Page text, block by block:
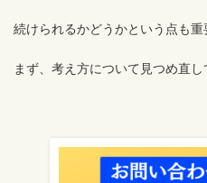
続けられるかどうかという点も重
まず、考え方について見つめ直し